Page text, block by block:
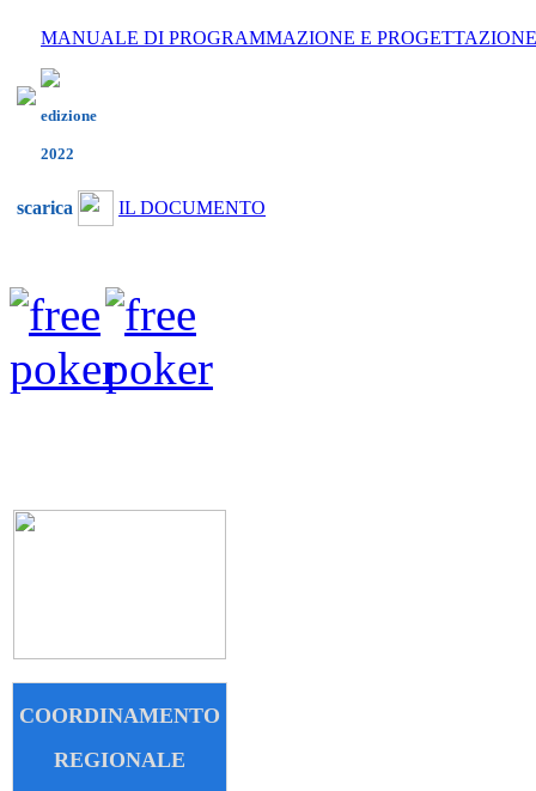
MANUALE DI PROGRAMMAZIONE E
edizione
2022
scarica IL DOCUMENTO
COORDINAMENTO
REGIONALE